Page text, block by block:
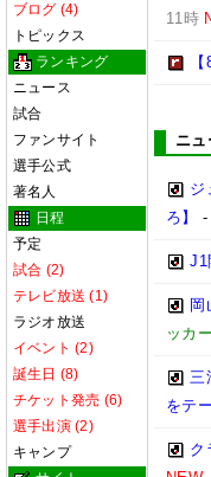
ブログ (4)
トピックス
ランキング
ニュース
試合
ファンサイト
選手公式
著名人
日程
予定
試合 (2)
テレビ放送 (1)
ラジオ放送
イベント (2)
誕生日 (8)
チケット発売 (6)
選手出演 (2)
キャンプ
11時
ニュ
ジ
ろ】
J1
岡
ッカ
三
をテ
ク